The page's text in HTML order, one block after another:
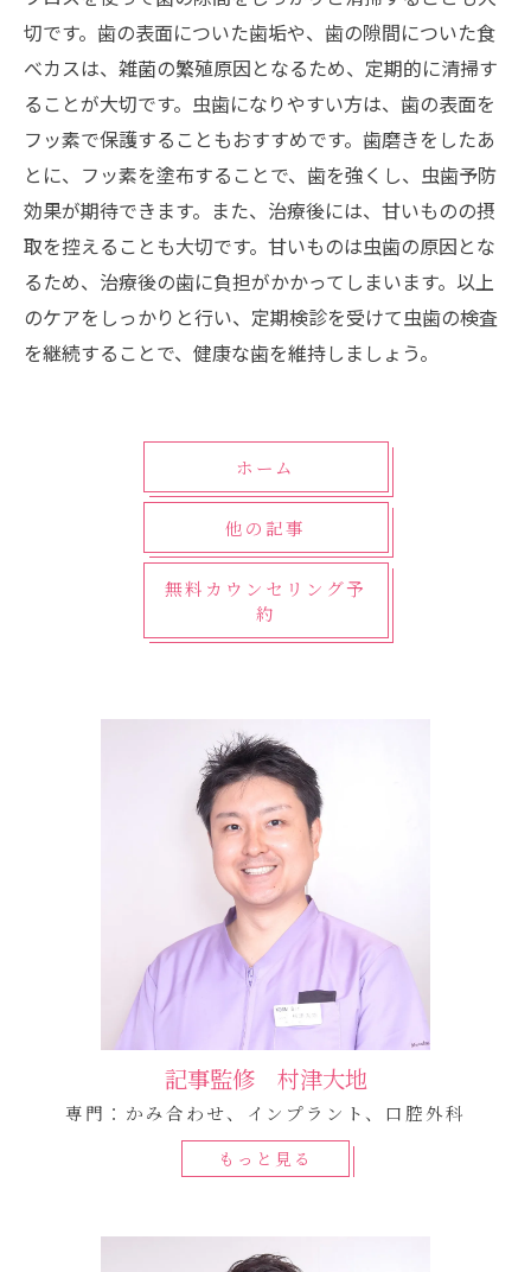
切です。歯の表面についた歯垢や、歯の隙間についた食
べカスは、雑菌の繁殖原因となるため、定期的に清掃す
ることが大切です。虫歯になりやすい方は、歯の表面を
フッ素で保護することもおすすめです。歯磨きをしたあ
とに、フッ素を塗布することで、歯を強くし、虫歯予防
効果が期待できます。また、治療後には、甘いものの摂
取を控えることも大切です。甘いものは虫歯の原因とな
るため、治療後の歯に負担がかかってしまいます。以上
のケアをしっかりと行い、定期検診を受けて虫歯の検査
を継続することで、健康な歯を維持しましょう。
ホーム
他の記事
無料カウンセリング予
約
記事監修 村津大地
専門：かみ合わせ、インプラント、口腔外科
もっと見る